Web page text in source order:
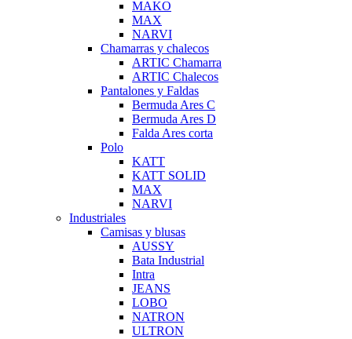
MAKO
MAX
NARVI
Chamarras y chalecos
ARTIC Chamarra
ARTIC Chalecos
Pantalones y Faldas
Bermuda Ares C
Bermuda Ares D
Falda Ares corta
Polo
KATT
KATT SOLID
MAX
NARVI
Industriales
Camisas y blusas
AUSSY
Bata Industrial
Intra
JEANS
LOBO
NATRON
ULTRON